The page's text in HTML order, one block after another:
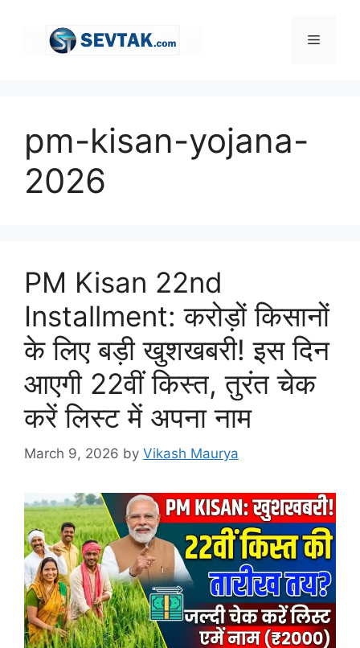
Menu
pm-kisan-yojana-
2026
PM Kisan 22nd
Installment: करोड़ों किसानों
के लिए बड़ी खुशखबरी! इस दिन
आएगी 22वीं किस्त, तुरंत चेक
करें लिस्ट में अपना नाम
March 9, 2026 by Vikash Maurya